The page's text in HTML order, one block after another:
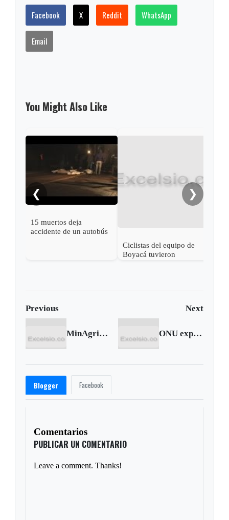
Facebook X Reddit WhatsApp
Email
You Might Also Like
❮
15 muertos deja
accidente de un autobús
Ciclistas del equipo de
Boyacá tuvieron
❯
Previous Next
MinAgricultura dice que se acordó refinanciación de deudas, dignidades niegan acuerdo ONU expresa preocupación por las niñas secuestradas en Nigeria
Blogger Facebook
Comentarios
PUBLICAR UN COMENTARIO
Leave a comment. Thanks!